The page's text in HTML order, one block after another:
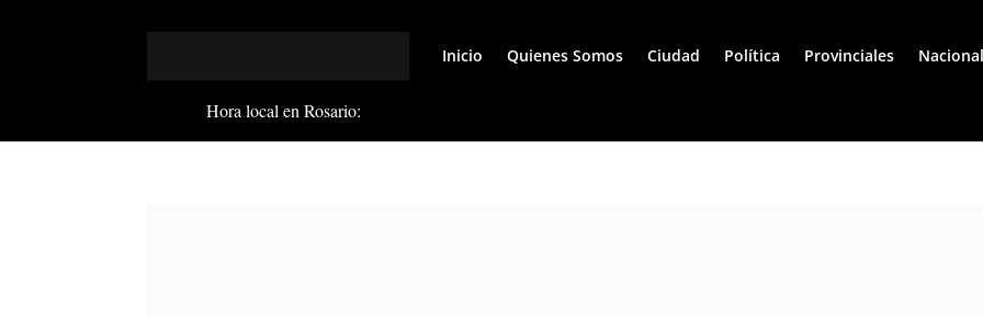
Inicio Quienes Somos Ciudad Política Provinciales
Hora local en Rosario: